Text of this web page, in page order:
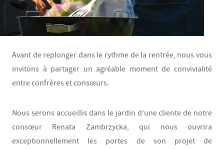
Avant de replonger dans le rythme de la rentrée, nous vous
invitons à partager un agréable moment de convivialité
entre confrères et consœurs.
Nous serons accueillis dans le jardin d’une cliente de notre
consœur Renata Zambrzycka, qui nous ouvrira
exceptionnellement les portes de son projet de